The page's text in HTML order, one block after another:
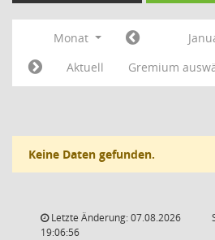
Monat
Aktuell
Gremium
Keine Daten gefunden.
Letzte Änderung: 07.08.2026
19:06:56